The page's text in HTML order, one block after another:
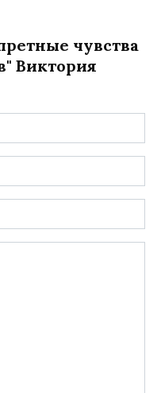
чувства
Виктория